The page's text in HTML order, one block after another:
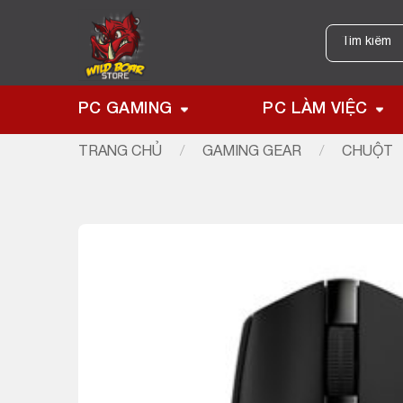
Tìm
kiếm:
PC GAMING PC LÀM VIỆC
TRANG CHỦ / GAMING GEAR / CHUỘT